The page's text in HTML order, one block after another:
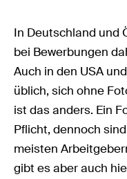
In Deutschland und
bei Bewerbungen
Auch in den USA
üblich, sich ohne
ist das anders. Ein
Pflicht, dennoch
meisten
gibt es aber auch